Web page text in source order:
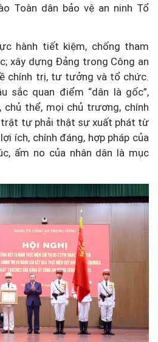
Toàn dân bảo vệ an ninh Tổ
hành tiết kiệm, chống tham
xây dựng Đảng trong Công an
chính trị, tư tưởng và tổ chức.
sắc quan điểm “dân là gốc”,
chủ thể, mọi chủ trương, chính
trật tự phải thật sự xuất phát từ
ích, chính đáng, hợp pháp của
ấm no của nhân dân là mục